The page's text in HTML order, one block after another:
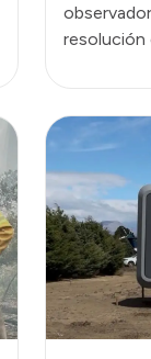
resolución